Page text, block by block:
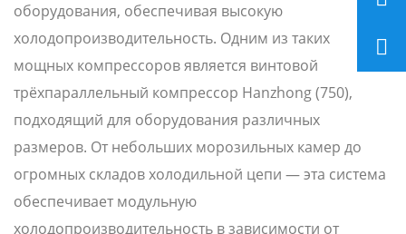
оборудования, обеспечивая высокую
холодопроизводительность. Одним из таких
мощных компрессоров является винтовой
трёхпараллельный компрессор Hanzhong (750),
подходящий для оборудования различных
размеров. От небольших морозильных камер до
огромных складов холодильной цепи — эта система
обеспечивает модульную
холодопроизводительность в зависимости от